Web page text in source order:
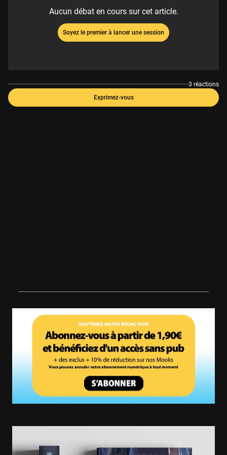
Aucun débat en cours sur cet article.
Soyez le premier à lancer une session
3 réactions
Exprimez-vous